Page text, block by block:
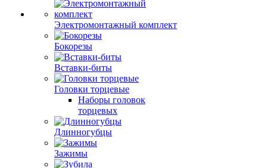
Электромонтажный комплект
Бокорезы
Вставки-биты
Головки торцевые
Наборы головок
торцевых
Длинногубцы
Зажимы